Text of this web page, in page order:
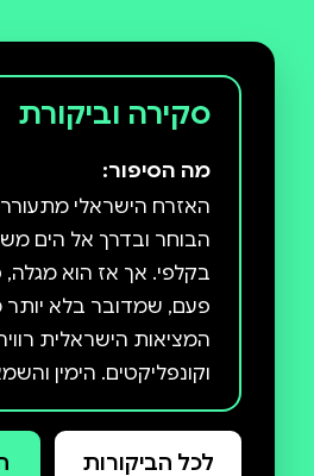
סקירה וביקורת
מה הסיפור:
האזרח הישראלי מתעורר
הבוחר ובדרך אל הים
בקלפי. אך אז הוא
פעם, שמדובר בלא
המציאות הישראלית
וקונפליקטים. הימין
על דמותה של המדינה
החינוך, במוסדות
לכל הביקורות